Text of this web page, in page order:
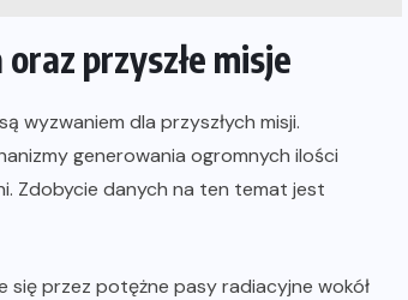
przyszłe misje
wyzwaniem dla przyszłych misji.
generowania ogromnych ilości
Zdobycie danych na ten temat jest
się przez potężne pasy radiacyjne wokół